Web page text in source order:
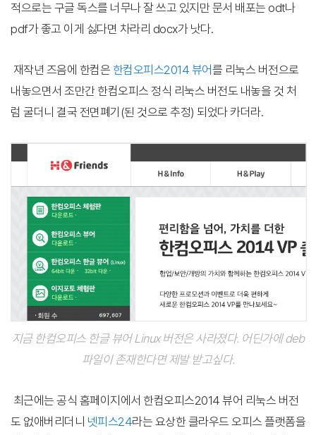
적으로는 구글 독스를 너무나 잘 쓰고 있지만 문서 배포는 odt나
pdf가 좋고 이게 싫다면 차라리 docx가 낫다.
재작년 즈음에 한컴은 한컴오피스2014 뷰어를 리눅스 버전으로
내놓으면서 조만간 한컴오피스 정식 리눅스 버전도 내놓을 것 처
럼 굴더니 결국 전면폐기(된 것으로 추정) 되었다 카더라.
지금 한컴오피스 한글 뷰어 Linux 버전은 사라졌다. 어딘가에 deb
파일이 존재한다면 제발 받고싶다.
최근에는 공식 홈페이지에서 한컴오피스2014 뷰어 리눅스 버전
도 없애버리더니 넷피스24라는 요상한 클라우드 오피스 플랫폼을